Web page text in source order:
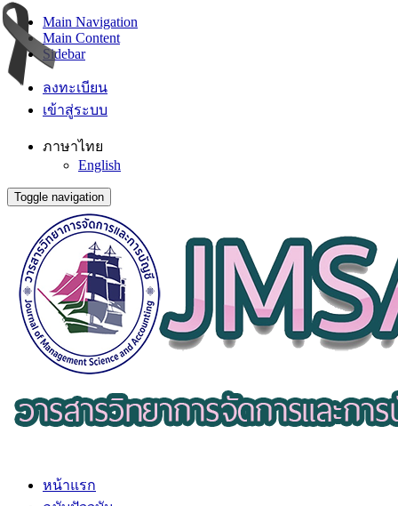
Main Navigation
Main Content
Sidebar
ลงทะเบียน
เข้าสู่ระบบ
ภาษาไทย
English
Toggle navigation
หน้าแรก